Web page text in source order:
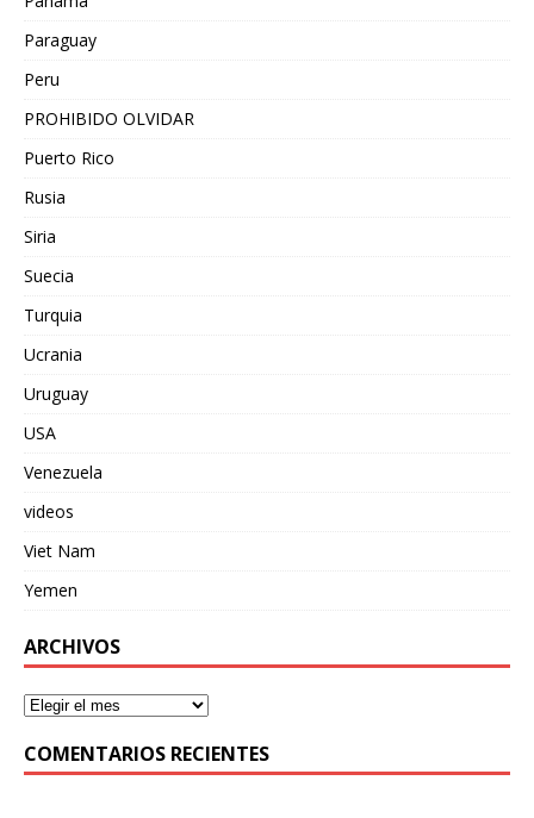
Paraguay
Peru
PROHIBIDO OLVIDAR
Puerto Rico
Rusia
Siria
Suecia
Turquia
Ucrania
Uruguay
USA
Venezuela
videos
Viet Nam
Yemen
ARCHIVOS
COMENTARIOS RECIENTES